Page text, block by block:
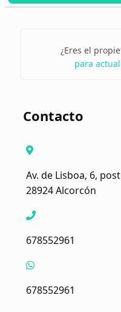
¿Eres el
para
Contacto
Av. de Lisboa, 6,
28924 Alcorcón
678552961
678552961